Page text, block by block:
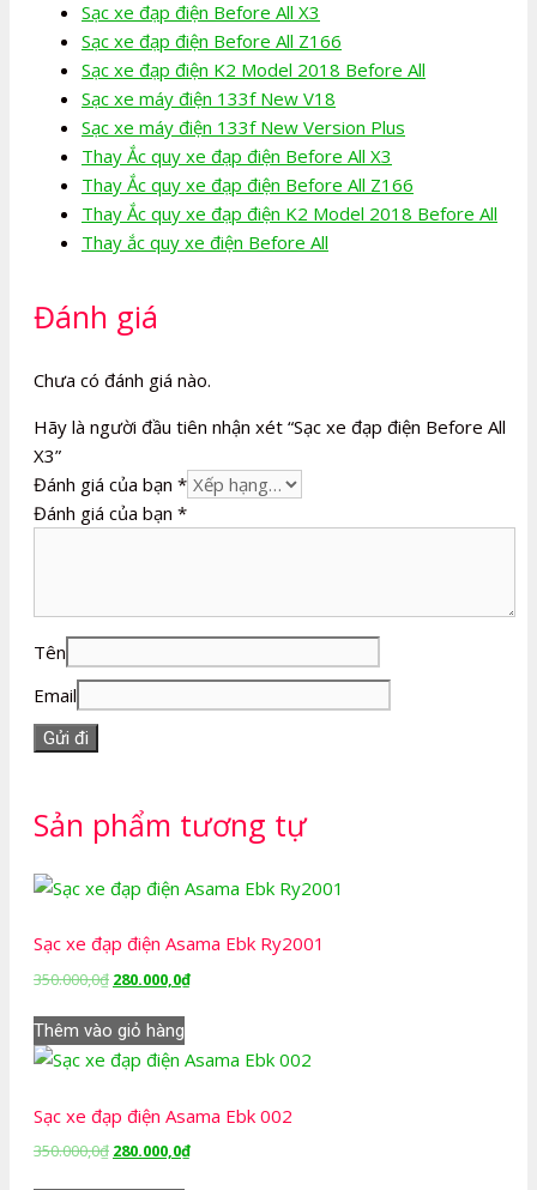
Sạc xe đạp điện Before All X3
Sạc xe đạp điện Before All Z166
Sạc xe đạp điện K2 Model 2018 Before All
Sạc xe máy điện 133f New V18
Sạc xe máy điện 133f New Version Plus
Thay Ắc quy xe đạp điện Before All X3
Thay Ắc quy xe đạp điện Before All Z166
Thay Ắc quy xe đạp điện K2 Model 2018 Before All
Thay ắc quy xe điện Before All
Đánh giá
Chưa có đánh giá nào.
Hãy là người đầu tiên nhận xét “Sạc xe đạp điện Before All
X3”
Đánh giá của bạn *
Đánh giá của bạn *
Tên
Email
Sản phẩm tương tự
Sạc xe đạp điện Asama Ebk Ry2001
350.000,0₫ Giá
là:
350.000,0₫.
280.000,0₫Giá
là:
280.000,0₫.
Thêm vào giỏ hàng
Sạc xe đạp điện Asama Ebk 002
350.000,0₫ Giá
280.000,0₫Giá